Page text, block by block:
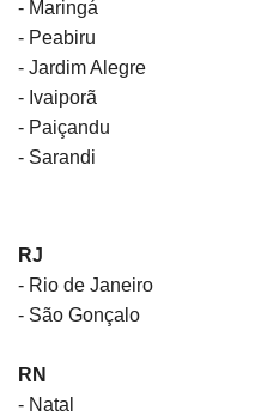
- Maringá
- Peabiru
- Jardim Alegre
- Ivaiporã
- Paiçandu
- Sarandi
RJ
- Rio de Janeiro
- São Gonçalo
RN
- Natal